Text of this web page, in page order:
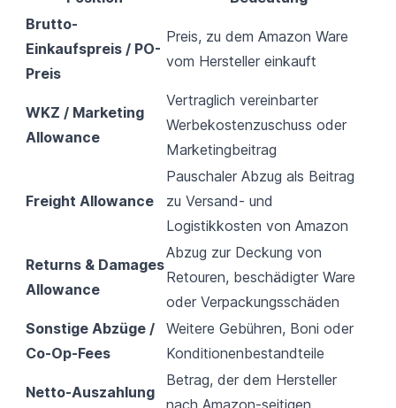
Brutto-
Einkaufspreis / PO-
Preis
Preis, zu dem Amazon Ware
vom Hersteller einkauft
WKZ / Marketing
Allowance
Vertraglich vereinbarter
Werbekostenzuschuss oder
Marketingbeitrag
Freight Allowance
Pauschaler Abzug als Beitrag
zu Versand- und
Logistikkosten von Amazon
Returns & Damages
Allowance
Abzug zur Deckung von
Retouren, beschädigter Ware
oder Verpackungsschäden
Sonstige Abzüge /
Co-Op-Fees
Weitere Gebühren, Boni oder
Konditionenbestandteile
Netto-Auszahlung
Betrag, der dem Hersteller
nach Amazon-seitigen